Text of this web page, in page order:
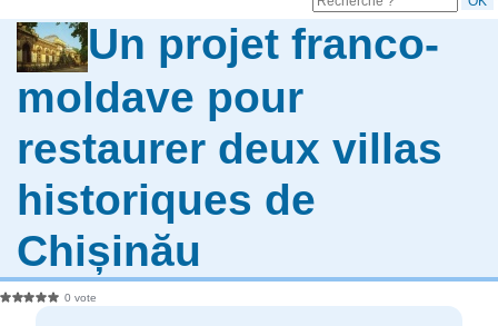
Un projet franco-
moldave pour
restaurer deux villas
historiques de
Chișinău
0 vote